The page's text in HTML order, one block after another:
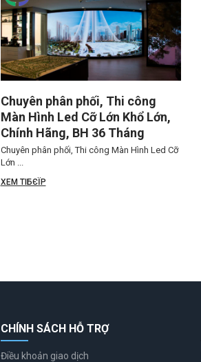
Chuyên phân phối, Thi công
Màn Hình Led Cỡ Lớn Khổ Lớn,
Chính Hãng, BH 36 Tháng
Chuyên phân phối, Thi công Màn Hình Led Cỡ
Lớn ...
XEM TIБЄЇP
CHÍNH SÁCH HỖ TRỢ
Điều khoản giao dịch